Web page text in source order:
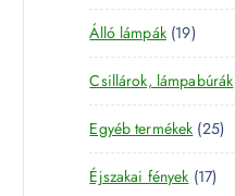
Álló lámpák 191
9
t
e
r
m
é
Csillárok, lámpabúrák
Egyéb termékek 252
5
Éjszakai fények 171